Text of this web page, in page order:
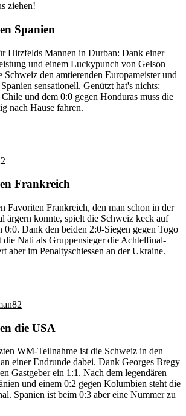
ziehen!
Spanien
Hitzfelds Mannen in Durban: Dank einer
und einem Luckypunch von Gelson
Schweiz den amtierenden Europameister und
sensationell. Genützt hat's nichts:
und dem 0:0 gegen Honduras muss die
nach Hause fahren.
Frankreich
Favoriten Frankreich, den man schon in der
ärgern konnte, spielt die Schweiz keck auf
0:0. Dank den beiden 2:0-Siegen gegen Togo
die Nati als Gruppensieger die Achtelfinal-
aber im Penaltyschiessen an der Ukraine.
die USA
WM-Teilnahme ist die Schweiz in den
einer Endrunde dabei. Dank Georges Bregy
Gastgeber ein 1:1. Nach dem legendären
und einem 0:2 gegen Kolumbien steht die
Spanien ist beim 0:3 aber eine Nummer zu